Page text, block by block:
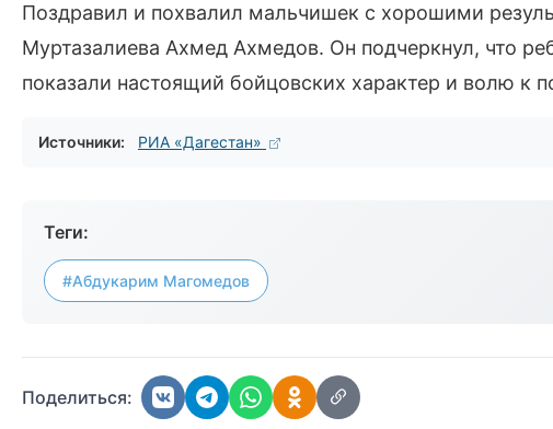
Поздравил и похвалил мальчишек с хорошими
Муртазалиева Ахмед Ахмедов. Он подчеркнул, что
показали настоящий бойцовских характер и волю к
Источники: РИА «Дагестан»
Теги:
#Абдукарим Магомедов
Поделиться: